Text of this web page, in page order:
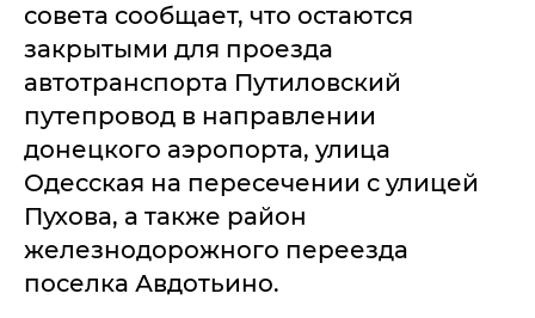
совета сообщает, что остаются
закрытыми для проезда
автотранспорта Путиловский
путепровод в направлении
донецкого аэропорта, улица
Одесская на пересечении с улицей
Пухова, а также район
железнодорожного переезда
поселка Авдотьино.